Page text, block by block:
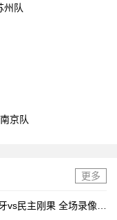
州队
京队
更多
民主刚果 全场录像回